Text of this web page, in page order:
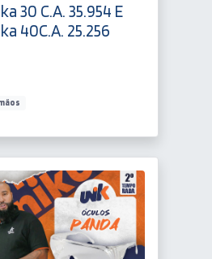
30 C.A. 35.954 E
40C.A. 25.256